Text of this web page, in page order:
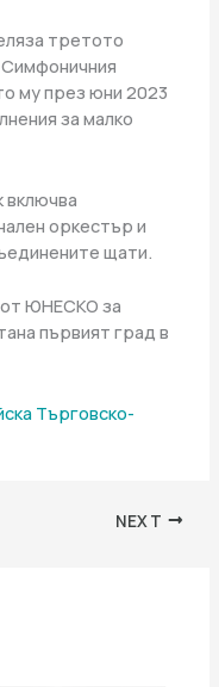
третото
му през юни 2023
за малко
включва
оркестър и
щати.
от ЮНЕСКО за
първият град в
Търговско-
NEXT